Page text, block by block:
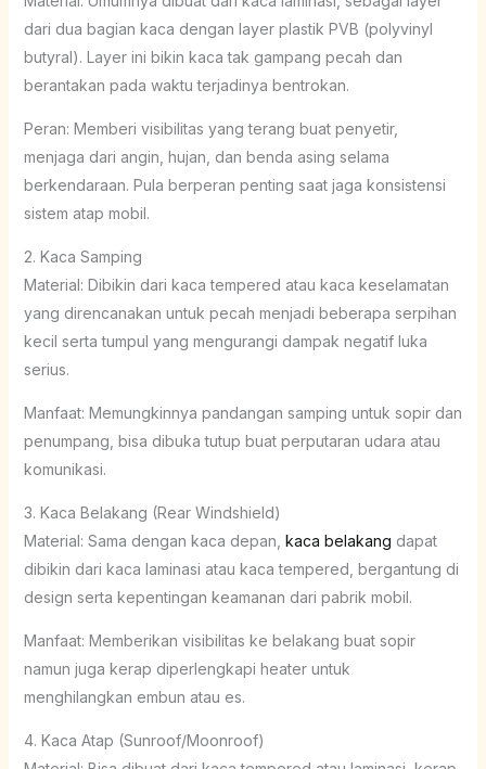
dari dua bagian kaca dengan layer plastik PVB (polyvinyl
butyral). Layer ini bikin kaca tak gampang pecah dan
berantakan pada waktu terjadinya bentrokan.
Peran: Memberi visibilitas yang terang buat penyetir,
menjaga dari angin, hujan, dan benda asing selama
berkendaraan. Pula berperan penting saat jaga konsistensi
sistem atap mobil.
2. Kaca Samping
Material: Dibikin dari kaca tempered atau kaca keselamatan
yang direncanakan untuk pecah menjadi beberapa serpihan
kecil serta tumpul yang mengurangi dampak negatif luka
serius.
Manfaat: Memungkinnya pandangan samping untuk sopir dan
penumpang, bisa dibuka tutup buat perputaran udara atau
komunikasi.
3. Kaca Belakang (Rear Windshield)
Material: Sama dengan kaca depan, kaca belakang dapat
dibikin dari kaca laminasi atau kaca tempered, bergantung di
design serta kepentingan keamanan dari pabrik mobil.
Manfaat: Memberikan visibilitas ke belakang buat sopir
namun juga kerap diperlengkapi heater untuk
menghilangkan embun atau es.
4. Kaca Atap (Sunroof/Moonroof)